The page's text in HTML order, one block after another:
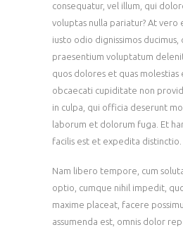
consequatur, vel illum, qui
voluptas nulla pariatur? At vero
iusto odio dignissimos ducimus,
praesentium voluptatum
quos dolores et quas molestias
obcaecati cupiditate non
in culpa, qui officia deserunt
laborum et dolorum fuga. Et
facilis est et expedita distinctio.
Nam libero tempore, cum
optio, cumque nihil impedit,
maxime placeat, facere
assumenda est, omnis dolor